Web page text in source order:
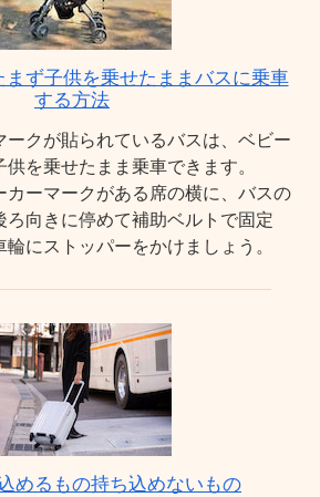
ず子供を乗せたままバスに乗車
する方法
ークが貼られているバスは、ベビー
を乗せたまま乗車できます。
カーマークがある席の横に、バスの
ろ向きに停めて補助ベルトで固定
にストッパーをかけましょう。
めるもの持ち込めないもの